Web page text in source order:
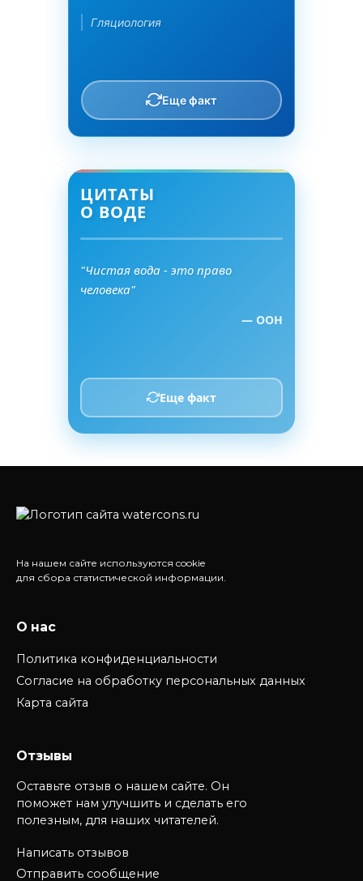
Гляциология
Еще факт
ЦИТАТЫ
О ВОДЕ
"Чистая вода - это право
человека"
— ООН
Еще факт
На нашем сайте используются cookie
для сбора статистической информации.
О нас
Политика конфиденциальности
Согласие на обработку персональных данных
Карта сайта
Отзывы
Оставьте отзыв о нашем сайте. Он
поможет нам улучшить и сделать его
полезным, для наших читателей.
Написать отзывов
Отправить сообщение